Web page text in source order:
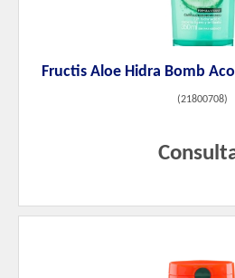
Fructis Aloe Hidra Bomb
(21800708)